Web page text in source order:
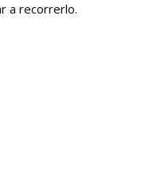
a recorrerlo.